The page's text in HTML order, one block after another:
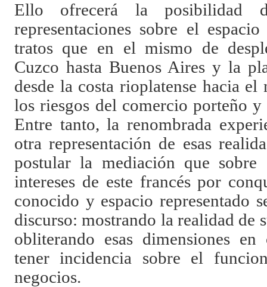
Ello ofrecerá la posibilidad
representaciones sobre el
tratos que en el mismo de
Cuzco hasta Buenos Aires y la
desde la costa rioplatense hacia
los riesgos del comercio porteño
Entre tanto, la renombrada
otra representación de esas
postular la mediación que
intereses de este francés por
conocido y espacio representado
discurso: mostrando la realidad de
obliterando esas dimensiones
tener incidencia sobre el
negocios.